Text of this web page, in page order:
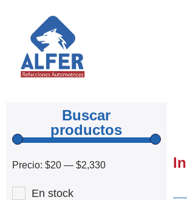
Buscar
productos
Precio: $20 — $2,330
En stock